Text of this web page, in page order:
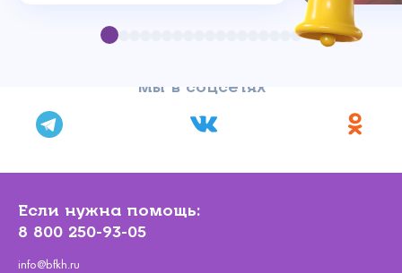
Мы в соцсетях
Если нужна помощь:
8 800 250-93-05
info@bfkh.ru